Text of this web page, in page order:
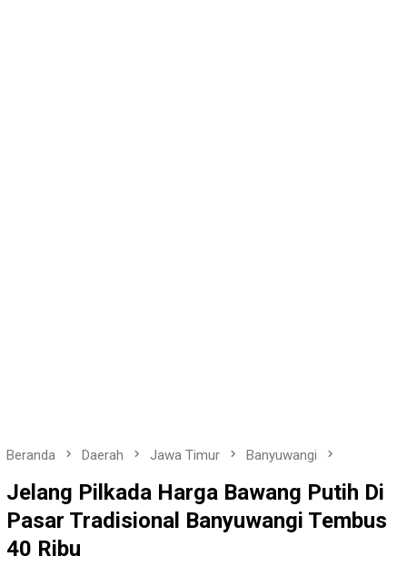
Beranda Daerah Jawa Timur Banyuwangi
Jelang Pilkada Harga Bawang Putih Di
Pasar Tradisional Banyuwangi Tembus
40 Ribu